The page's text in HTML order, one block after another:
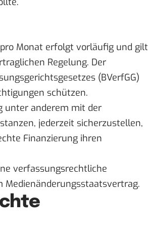
Monat erfolgt vorläufig und gilt
Regelung. Der
(BVerfGG)
schützen.
unter anderem mit der
jederzeit sicherzustellen,
Finanzierung ihren
verfassungsrechtliche